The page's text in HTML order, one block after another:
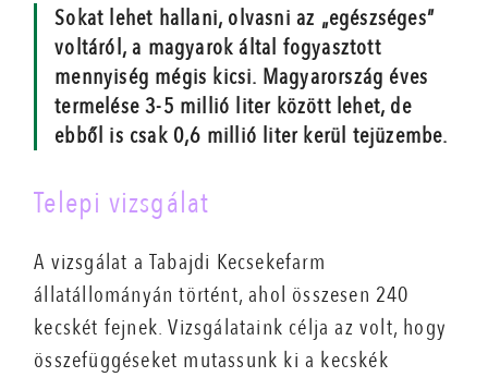
Sokat lehet hallani, olvasni az „egészséges”
voltáról, a magyarok által fogyasztott
mennyiség mégis kicsi. Magyarország éves
termelése 3-5 millió liter között lehet, de
ebből is csak 0,6 millió liter kerül tejüzembe.
Telepi vizsgálat
A vizsgálat a Tabajdi Kecsekefarm
állatállományán történt, ahol összesen 240
kecskét fejnek. Vizsgálataink célja az volt, hogy
összefüggéseket mutassunk ki a kecskék